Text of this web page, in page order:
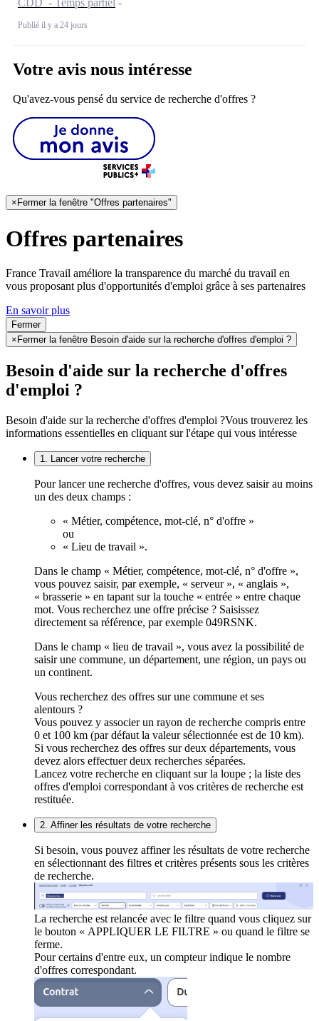
Publié il y a 24 jours
Votre avis nous intéresse
Qu'avez-vous pensé du service de recherche d'offres ?
× Fermer la fenêtre "Offres partenaires"
Offres partenaires
France Travail améliore la transparence du marché du travail en
vous proposant plus d'opportunités d'emploi grâce à ses partenaires
En savoir plus
Fermer
× Fermer la fenêtre Besoin d'aide sur la recherche d'offres d'emploi ?
Besoin d'aide sur la recherche d'offres
d'emploi ?
Besoin d'aide sur la recherche d'offres d'emploi ?Vous trouverez les
informations essentielles en cliquant sur l'étape qui vous intéresse
1. Lancer votre recherche
Pour lancer une recherche d'offres, vous devez saisir au moins
un des deux champs :
« Métier, compétence, mot-clé, n° d'offre »
ou
« Lieu de travail ».
Dans le champ « Métier, compétence, mot-clé, n° d'offre »,
vous pouvez saisir, par exemple, « serveur », « anglais »,
« brasserie » en tapant sur la touche « entrée » entre chaque
mot. Vous recherchez une offre précise ? Saisissez
directement sa référence, par exemple 049RSNK.
Dans le champ « lieu de travail », vous avez la possibilité de
saisir une commune, un département, une région, un pays ou
un continent.
Vous recherchez des offres sur une commune et ses
alentours ?
Vous pouvez y associer un rayon de recherche compris entre
0 et 100 km (par défaut la valeur sélectionnée est de 10 km).
Si vous recherchez des offres sur deux départements, vous
devez alors effectuer deux recherches séparées.
Lancez votre recherche en cliquant sur la loupe ; la liste des
offres d'emploi correspondant à vos critères de recherche est
restituée.
2. Affiner les résultats de votre recherche
Si besoin, vous pouvez affiner les résultats de votre recherche
en sélectionnant des filtres et critères présents sous les critères
de recherche.
La recherche est relancée avec le filtre quand vous cliquez sur
le bouton « APPLIQUER LE FILTRE » ou quand le filtre se
ferme.
Pour certains d'entre eux, un compteur indique le nombre
d'offres correspondant.